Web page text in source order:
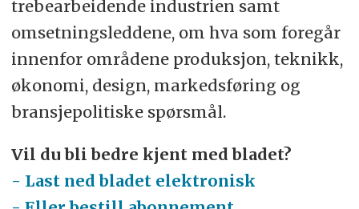
trebearbeidende industrien samt
omsetningsleddene, om hva som foregår
innenfor områdene produksjon, teknikk,
økonomi, design, markedsføring og
bransjepolitiske spørsmål.
Vil du bli bedre kjent med bladet?
- Last ned bladet elektronisk